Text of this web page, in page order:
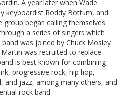
A year later when Wade
keyboardist Roddy Bottum, and
began calling themselves
a series of singers which
was joined by Chuck Mosley
was recruited to replace
is best known for combining
progressive rock, hip hop,
and jazz, among many others, and
rock band.